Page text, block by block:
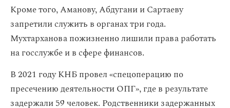
Кроме того, Аманову, Абдугани и Сартаеву
запретили служить в органах три года.
Мухтарханова пожизненно лишили права работать
на госслужбе и в сфере финансов.
В 2021 году КНБ провел «спецоперацию по
пресечению деятельности ОПГ», где в результате
задержали 59 человек. Родственники задержанных